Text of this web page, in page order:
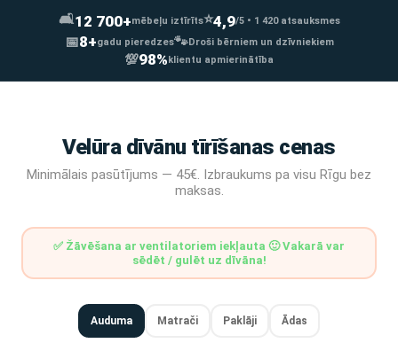
🛋️12 700+mēbeļu iztīrīts⭐4,9/5 • 1 420 atsauksmes
📅8+gadu pieredzes🐾Droši bērniem un dzīvniekiem
💯98%klientu apmierinātība
Velūra dīvānu tīrīšanas cenas
Minimālais pasūtījums — 45€. Izbraukums pa visu Rīgu bez
maksas.
✅ Žāvēšana ar ventilatoriem iekļauta 🙂 Vakarā var
sēdēt / gulēt uz dīvāna!
Auduma Matrači Paklāji Ādas